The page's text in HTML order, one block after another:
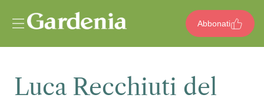
Abbonati
Luca Recchiuti del